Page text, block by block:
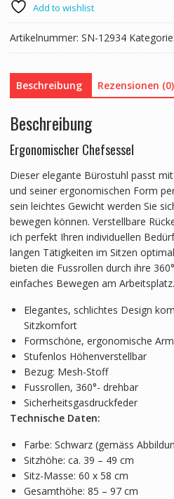
Add to wishlist
Artikelnummer: SN-12934 Kategorie:
Beschreibung Rezensionen (0)
Beschreibung
Ergonomischer Chefsessel
Dieser elegante Bürostuhl passt
und seiner ergonomischen Form
sein leichtes Gewicht werden Sie
bewegen können. Verstellbare
ich perfekt Ihren individuellen
langen Tätigkeiten im Sitzen
bieten die Fussrollen durch ihre 360
einfaches Bewegen am Arbeitsplatz.
Elegantes, schlichtes Design
Sitzkomfort
Formschöne, ergonomische
Stufenlos Höhenverstellbar
Bezug: Mesh-Stoff
Fussrollen, 360°- drehbar
Sicherheitsgasdruckfeder
Technische Daten:
Farbe: Schwarz (gemäss
Sitzhöhe: ca. 39 – 49 cm
Sitz-Masse: 60 x 58 cm
Gesamthöhe: 85 – 97 cm